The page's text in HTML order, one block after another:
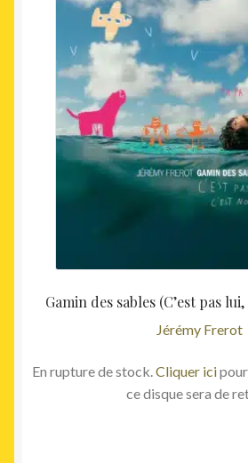
Gamin des sables (C’est pas
Jérémy Frerot
En rupture de stock.Cliquer icipour
ce disque sera de